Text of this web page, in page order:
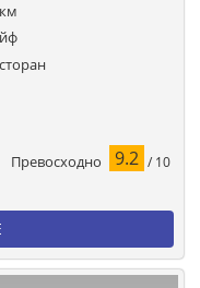
Превосходно 9.2 / 10